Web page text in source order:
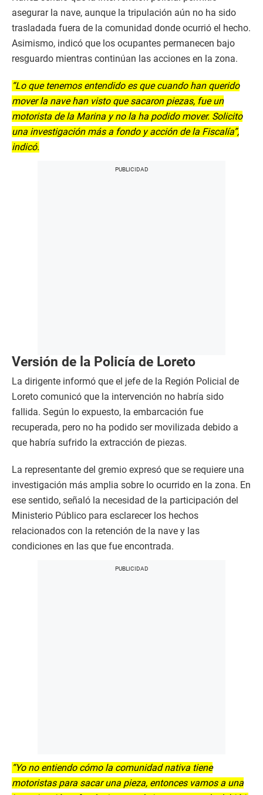
asegurar la nave, aunque la tripulación aún no ha sido
trasladada fuera de la comunidad donde ocurrió el hecho.
Asimismo, indicó que los ocupantes permanecen bajo
resguardo mientras continúan las acciones en la zona.
“Lo que tenemos entendido es que cuando han querido
mover la nave han visto que sacaron piezas, fue un
motorista de la Marina y no la ha podido mover. Solicito
una investigación más a fondo y acción de la Fiscalía”,
indicó.
Versión de la Policía de Loreto
La dirigente informó que el jefe de la Región Policial de
Loreto comunicó que la intervención no habría sido
fallida. Según lo expuesto, la embarcación fue
recuperada, pero no ha podido ser movilizada debido a
que habría sufrido la extracción de piezas.
La representante del gremio expresó que se requiere una
investigación más amplia sobre lo ocurrido en la zona. En
ese sentido, señaló la necesidad de la participación del
Ministerio Público para esclarecer los hechos
relacionados con la retención de la nave y las
condiciones en las que fue encontrada.
“Yo no entiendo cómo la comunidad nativa tiene
motoristas para sacar una pieza, entonces vamos a una